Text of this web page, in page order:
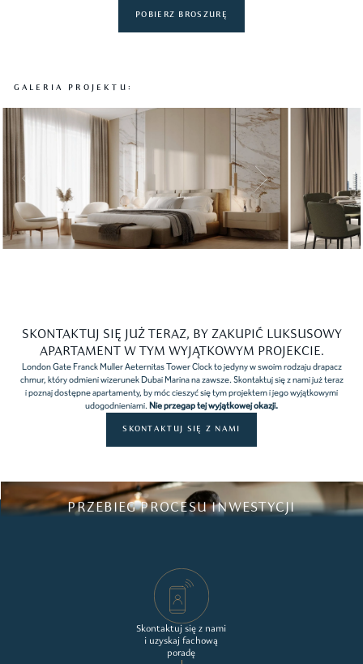
POBIERZ BROSZURĘ
GALERIA PROJEKTU:
SKONTAKTUJ SIĘ JUŻ TERAZ, BY ZAKUPIĆ LUKSUSOWY
APARTAMENT W TYM WYJĄTKOWYM PROJEKCIE.
London Gate Franck Muller Aeternitas Tower Clock to jedyny w swoim rodzaju drapacz
chmur, który odmieni wizerunek Dubai Marina na zawsze. Skontaktuj się z nami już teraz
i poznaj dostępne apartamenty, by móc cieszyć się tym projektem i jego wyjątkowymi
udogodnieniami.Nie przegap tej wyjątkowej okazji.
SKONTAKTUJ SIĘ Z NAMI
PRZEBIEG PROCESU INWESTYCJI
Skontaktuj się z nami
i uzyskaj fachową
poradę